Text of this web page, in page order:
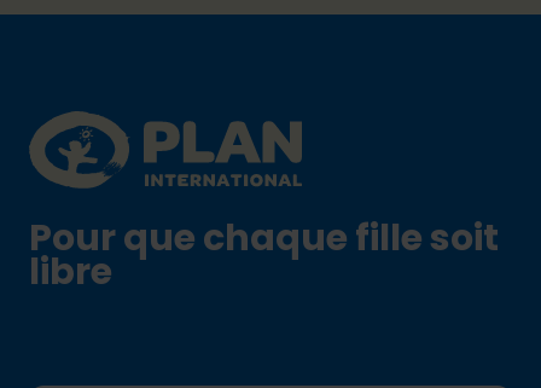
Plan International logo
Pour que chaque fille soit
libre